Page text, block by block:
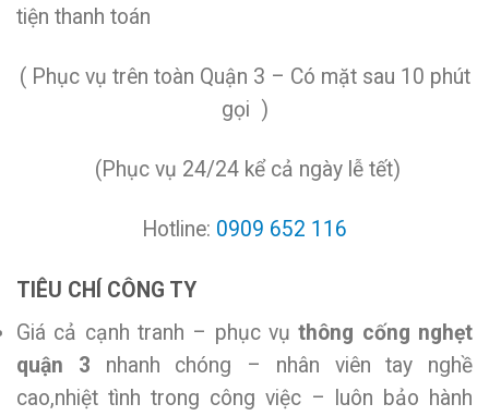
tiện thanh toán
( Phục vụ trên toàn Quận 3 – Có mặt sau 10 phút
gọi )
(Phục vụ 24/24 kể cả ngày lễ tết)
Hotline: 0909 652 116
TIÊU CHÍ CÔNG TY
Giá cả cạnh tranh – phục vụthông cống nghẹt
quận 3 nhanh chóng – nhân viên tay nghề
cao,nhiệt tình trong công việc – luôn bảo hành